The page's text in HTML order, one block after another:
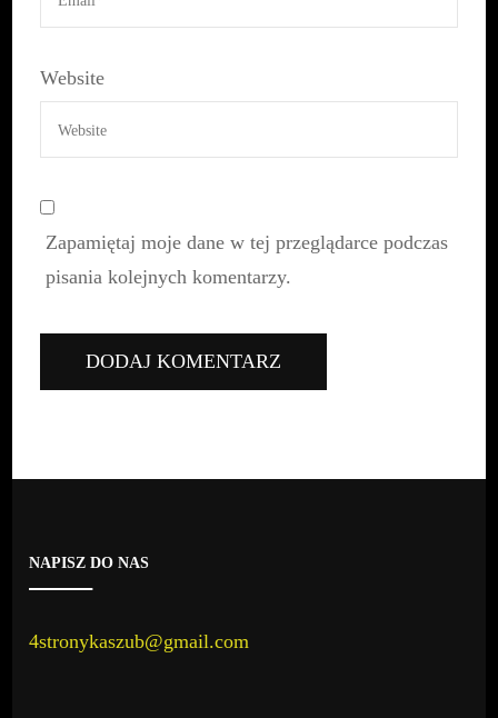
Website
Zapamiętaj moje dane w tej przeglądarce podczas
pisania kolejnych komentarzy.
NAPISZ DO NAS
4stronykaszub@gmail.com